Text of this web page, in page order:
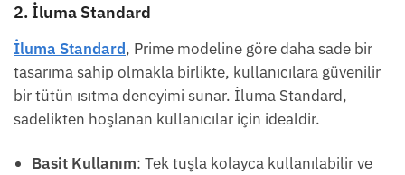
2. İluma Standard
İluma Standard, Prime modeline göre daha sade bir
tasarıma sahip olmakla birlikte, kullanıcılara güvenilir
bir tütün ısıtma deneyimi sunar. İluma Standard,
sadelikten hoşlanan kullanıcılar için idealdir.
Basit Kullanım: Tek tuşla kolayca kullanılabilir ve